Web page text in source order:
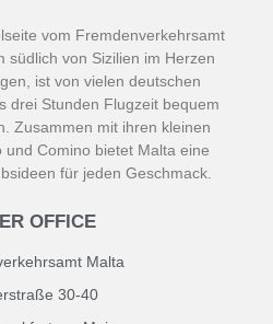
vom Fremdenverkehrsamt
südlich von Sizilien im Herzen
ist von vielen deutschen
drei Stunden Flugzeit bequem
Zusammen mit ihren kleinen
und Comino bietet Malta eine
für jeden Geschmack.
OFFICE
Malta
30-40